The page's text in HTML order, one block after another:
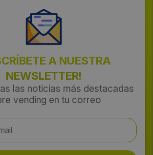
A NUESTRA
NEWSLETTER!
las noticias más destacadas
vending en tu correo